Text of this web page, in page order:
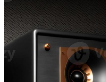
PSDs
SVGs
Vorlagen
Vektoren
Motion Graphics
Redaktionelle Bilder